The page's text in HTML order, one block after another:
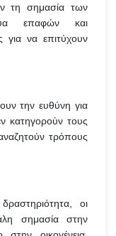
τη σημασία των
επαφών και
για να επιτύχουν
την ευθύνη για
κατηγορούν τους
τρόπους
οι
σημασία στην